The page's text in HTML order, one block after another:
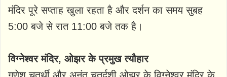
मंदिर पूरे सप्ताह खुला रहता है और दर्शन का समय सुबह
5:00 बजे से रात 11:00 बजे तक है।
विग्नेश्वर मंदिर, ओझर के प्रमुख त्यौहार
गणेश चतुर्थी और अनंत चतुर्दशी ओझर के विग्नेश्वर मंदिर के